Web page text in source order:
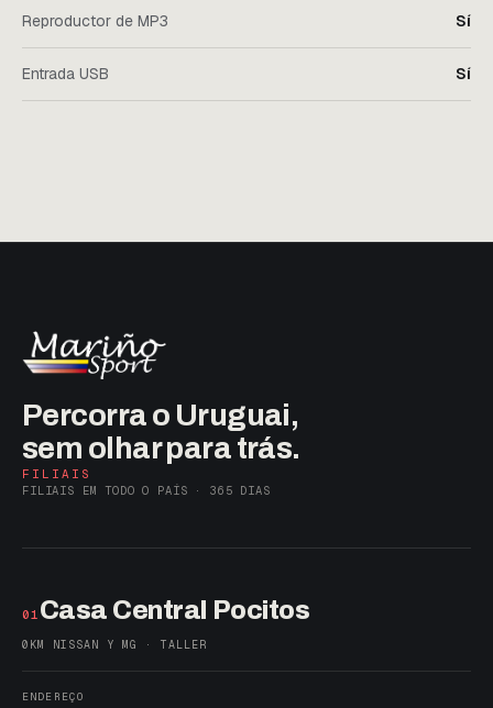
Reproductor de MP3 Sí
Entrada USB Sí
Percorra o Uruguai,
sem olhar para trás.
FILIAIS
FILIAIS EM TODO O PAÍS · 365 DIAS
01 Casa Central Pocitos
0KM NISSAN Y MG · TALLER
ENDEREÇO